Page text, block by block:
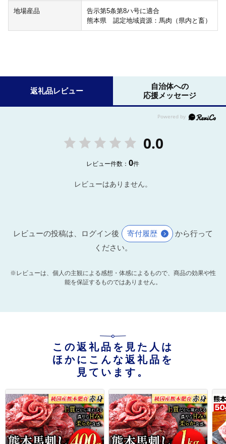
地場産品
告示第5条第8ハ号に適合
熊本県 認定地域資源：馬肉（県内と畜）
返礼品レビュー
自治体への
応援メッセージ
0.0
レビュー件数：0件
レビューはありません。
レビューの投稿は、ログイン後 寄付履歴
から行って
ください。
※レビューは、個人の主観による感想・体感によるもので、商品の効果や性
能を保証するものではありません。
この返礼品を見た人は
ほかにこんな返礼品を
見ています。